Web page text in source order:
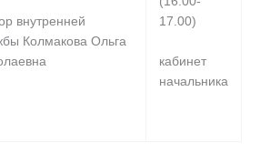
внутренней
Колмакова Ольга
17.00)
кабинет
начальника